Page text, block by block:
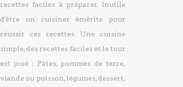
recettes faciles à préparer. Inutile
d'être un cuisiner émérite pour
réussir ces recettes. Une cuisine
simple, des recettes faciles et le tour
est joué : Pâtes, pommes de terre,
viande ou poisson, légumes, dessert,